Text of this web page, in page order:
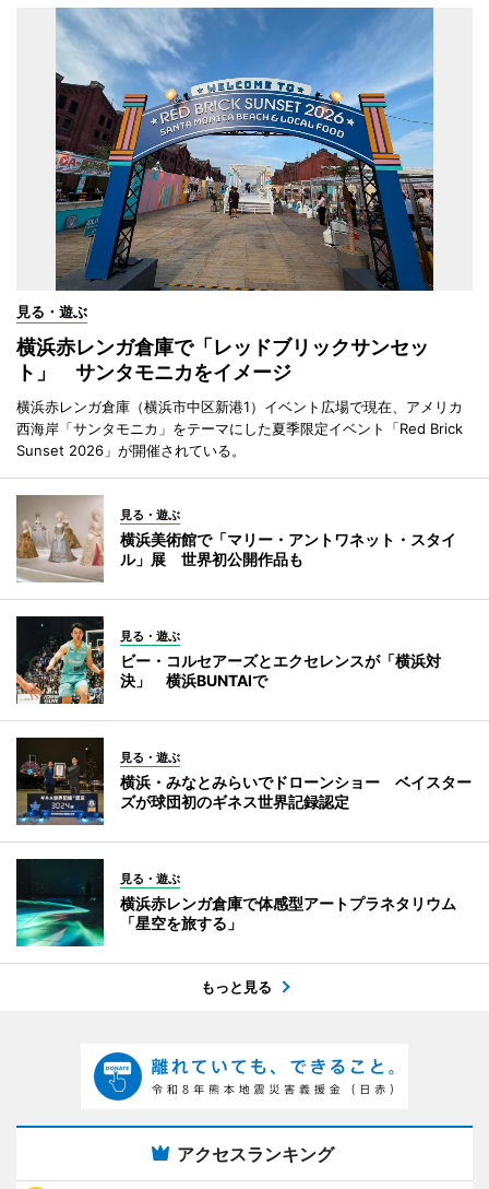
見る・遊ぶ
横浜赤レンガ倉庫で「レッドブリックサンセッ
ト」 サンタモニカをイメージ
横浜赤レンガ倉庫（横浜市中区新港1）イベント広場で現在、アメリカ
西海岸「サンタモニカ」をテーマにした夏季限定イベント「Red Brick
Sunset 2026」が開催されている。
見る・遊ぶ
横浜美術館で「マリー・アントワネット・スタイ
ル」展 世界初公開作品も
見る・遊ぶ
ビー・コルセアーズとエクセレンスが「横浜対
決」 横浜BUNTAIで
見る・遊ぶ
横浜・みなとみらいでドローンショー ベイスター
ズが球団初のギネス世界記録認定
見る・遊ぶ
横浜赤レンガ倉庫で体感型アートプラネタリウム
「星空を旅する」
もっと見る
アクセスランキング